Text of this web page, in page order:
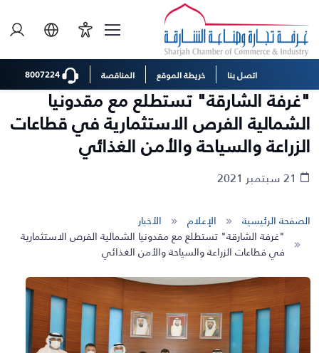
اتصل بنا خريطة الموقع المناقصة
"غرفة الشارقة" تستطلع مع مقدونيا
الشمالية الفرص الاستثمارية في قطاعات
الزراعة والسياحة والأمن الغذائي
الصفحة الرئيسية الإعلام
الأخبار
"غرفة الشارقة" تستطلع مع مقدونيا الشمالية الفرص الاستثمارية
في قطاعات الزراعة والسياحة والأمن الغذائي